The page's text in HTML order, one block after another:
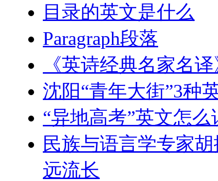
目录的英文是什么
Paragraph段落
《英诗经典名家名
沈阳“青年大街”3种
“异地高考”英文怎么
民族与语言学专家
远流长